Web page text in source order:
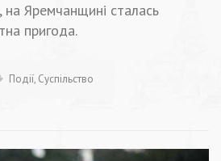
на Яремчанщині сталась
пригода.
Події, Суспільство